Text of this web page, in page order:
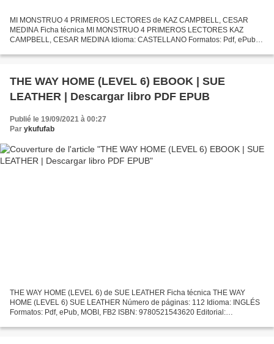
MI MONSTRUO 4 PRIMEROS LECTORES de KAZ CAMPBELL, CESAR
MEDINA Ficha técnica MI MONSTRUO 4 PRIMEROS LECTORES KAZ
CAMPBELL, CESAR MEDINA Idioma: CASTELLANO Formatos: Pdf, ePub,
eBook gratis...
THE WAY HOME (LEVEL 6) EBOOK | SUE
LEATHER | Descargar libro PDF EPUB
Publié le 19/09/2021 à 00:27
Par ykufufab
THE WAY HOME (LEVEL 6) de SUE LEATHER Ficha técnica THE WAY
HOME (LEVEL 6) SUE LEATHER Número de páginas: 112 Idioma: INGLÉS
Formatos: Pdf, ePub, MOBI, FB2 ISBN: 9780521543620 Editorial:
eBook...